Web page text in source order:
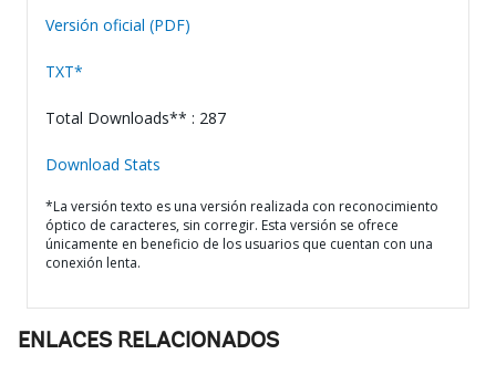
Versión oficial (PDF)
TXT*
Total Downloads** : 287
Download Stats
*La versión texto es una versión realizada con reconocimiento
óptico de caracteres, sin corregir. Esta versión se ofrece
únicamente en beneficio de los usuarios que cuentan con una
conexión lenta.
ENLACES RELACIONADOS